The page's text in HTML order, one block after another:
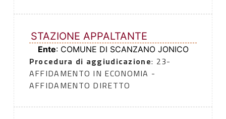
STAZIONE APPALTANTE
Ente: COMUNE DI SCANZANO JONICO
Procedura di aggiudicazione: 23-
AFFIDAMENTO IN ECONOMIA -
AFFIDAMENTO DIRETTO